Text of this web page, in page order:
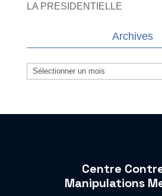
LA PRESIDENTIELLE
Archives
Archives
Centre
Manipulations